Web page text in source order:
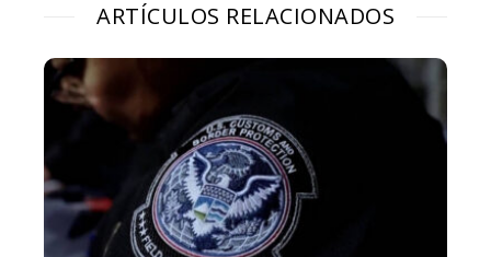
ARTÍCULOS RELACIONADOS